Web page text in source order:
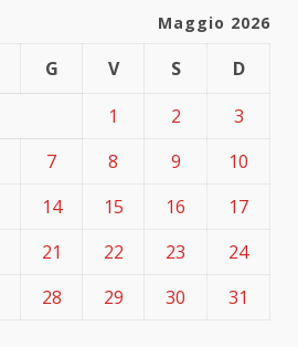
Maggio 2026
G V S
D
1
2
3
7 8 9
10
14 15 16
17
21 22 23
24
28 29 30 31